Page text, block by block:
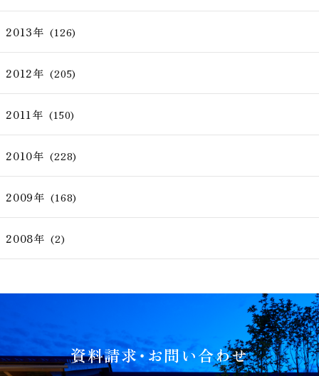
2013年 (126)
2012年 (205)
2011年 (150)
2010年 (228)
2009年 (168)
2008年 (2)
資料請求・お問い合わせ